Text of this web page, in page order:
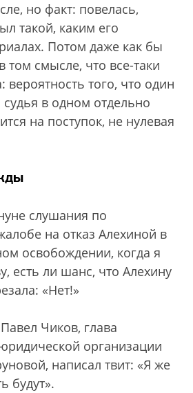
но факт: повелась,
такой, каким его
Потом даже как бы
том смысле, что все-таки
вероятность того, что один
в одном отдельно
на поступок, не нулевая
слушания по
на отказ Алехиной в
освобождении, когда я
есть ли шанс, что Алехину
«Нет!»
Чиков, глава
организации
написал твит: «Я же
будут».